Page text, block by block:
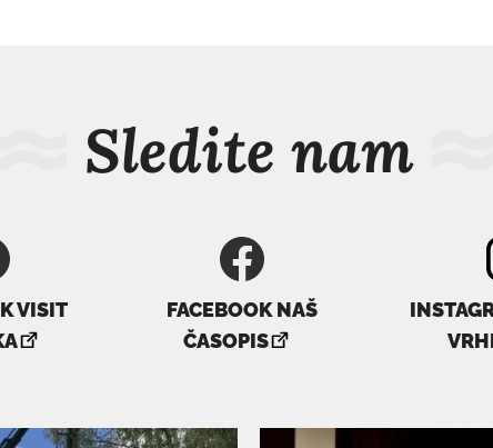
Sledite nam
VISIT
FACEBOOK NAŠ
ČASOPIS
povezava
se
novem